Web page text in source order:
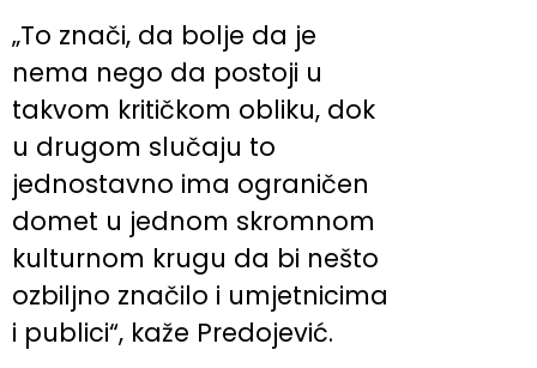
„To znači, da bolje da je
nema nego da postoji u
takvom kritičkom obliku, dok
u drugom slučaju to
jednostavno ima ograničen
domet u jednom skromnom
kulturnom krugu da bi nešto
ozbiljno značilo i umjetnicima
i publici“, kaže Predojević.